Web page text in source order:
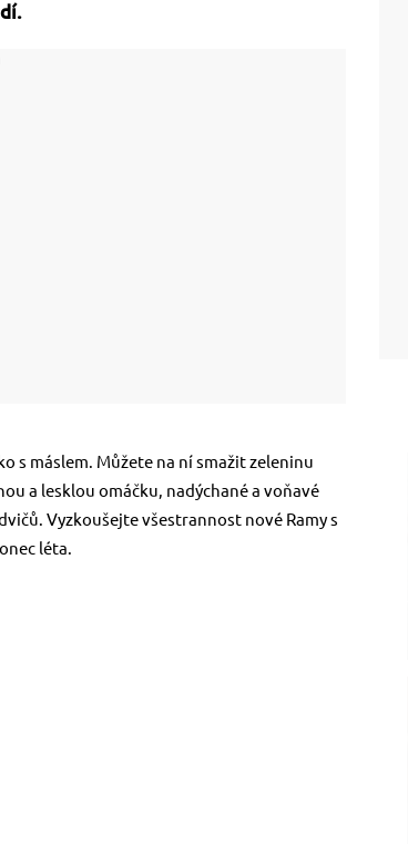
s máslem. Můžete na ní smažit zeleninu
a lesklou omáčku, nadýchané a voňavé
Vyzkoušejte všestrannost nové Ramy s
léta.